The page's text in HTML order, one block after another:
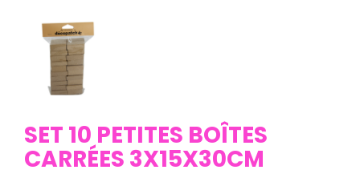
SET 10 PETITES BOÎTES
CARRÉES 3X15X30CM